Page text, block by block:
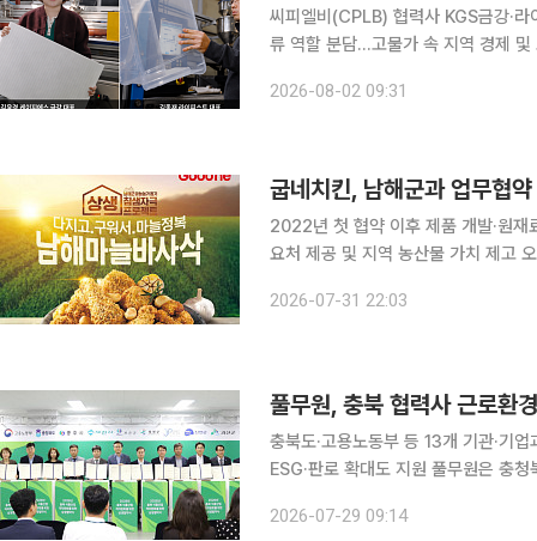
씨피엘비(CPLB) 협력사 KGS금강·라
류 역할 분담…고물가 속 지역 경제 및 고용 창출 기여 쿠팡의 자체
자를 확대하는 ‘선순환 구조’를 구축
2026-08-02 09:31
굽네치킨, 남해군과 업무협
2022년 첫 협약 이후 제품 개발·원
요처 제공 및 지역 농산물 가치 제고 오븐요리 프랜차이즈 굽네치킨을 운영하는 지앤푸드가 경상남
간다. 지앤푸드는 남해군과 업무협
2026-07-31 22:03
풀무원, 충북 협력사 근로환
충북도·고용노동부 등 13개 기관·기
ESG·판로 확대도 지원 풀무원은 충청북도, 고용노동부 등 13개 기관·기업과 '충북 식품산업 격차완
역 간 격차를 완화하고 근로환경 개선
2026-07-29 09:14